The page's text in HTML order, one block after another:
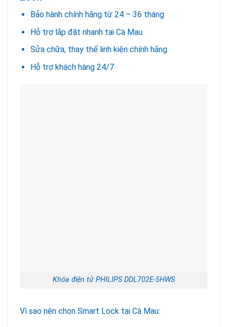
Bảo hành chính hãng từ 24 – 36 tháng
Hỗ trợ lắp đặt nhanh tại Cà Mau
Sửa chữa, thay thế linh kiện chính hãng
Hỗ trợ khách hàng 24/7
Khóa điện tử PHILIPS DDL702E-5HWS
Vì sao nên chọn Smart Lock tại Cà Mau: